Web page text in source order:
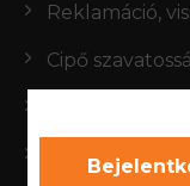
Reklamáció,
Cipő
Kezelési